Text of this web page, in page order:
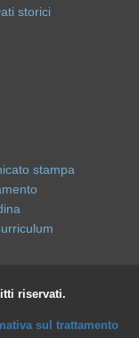
storici
stampa
riservati.
sul trattamento